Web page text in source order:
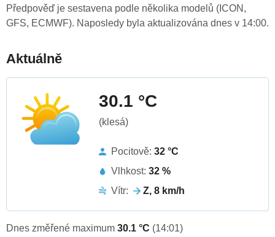
Předpověď je sestavena podle několika modelů (ICON,
GFS, ECMWF). Naposledy byla aktualizována dnes v 14:00.
Aktuálně
30.1 °C
(klesá)
Pocitově: 32 °C
Vlhkost: 32 %
Vítr:
Z, 8 km/h
Dnes změřené maximum 30.1 °C (14:01)